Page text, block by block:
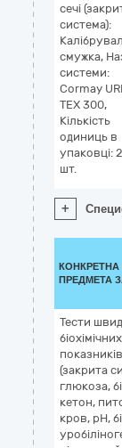
сечі
система):
смужка,
системи:
Cormay
TEX 300,
Кількість
одиниць в
упаковці:
шт.
+
КОНКРЕТНА
ПРЕДМЕТА
Тести
біохімічних
(закрита
глюкоза,
кетон,
кров, pH,